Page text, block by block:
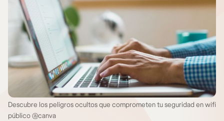
Descubre los peligros ocultos que comprometen tu seguridad en wifi
público @canva